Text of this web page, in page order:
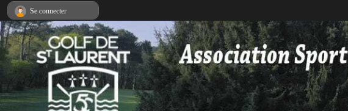
Se connecter
Panneau de gestion des cookies